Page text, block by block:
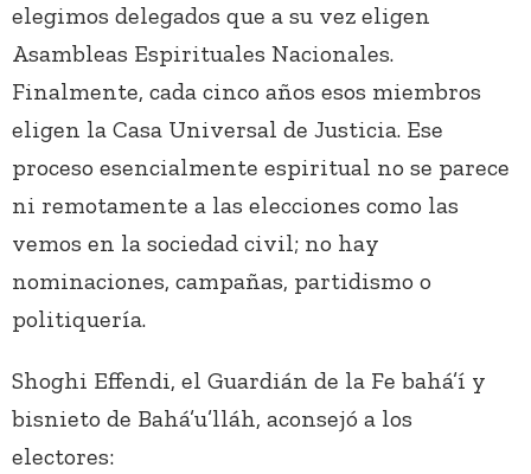
elegimos delegados que a su vez eligen
Asambleas Espirituales Nacionales.
Finalmente, cada cinco años esos miembros
eligen la Casa Universal de Justicia. Ese
proceso esencialmente espiritual no se parece
ni remotamente a las elecciones como las
vemos en la sociedad civil; no hay
nominaciones, campañas, partidismo o
politiquería.
Shoghi Effendi, el Guardián de la Fe bahá’í y
bisnieto de Bahá’u’lláh, aconsejó a los
electores: